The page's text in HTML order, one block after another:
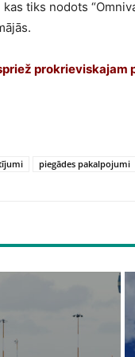
tiks nodots
prokrieviskajam
piegādes pakalpojumi